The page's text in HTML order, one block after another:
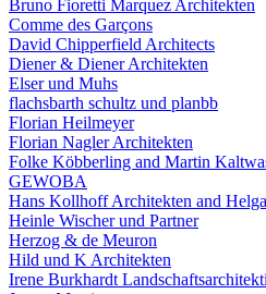
Bruno Fioretti Marquez Architekten
Comme des Garçons
David Chipperfield Architects
Diener & Diener Architekten
Elser und Muhs
flachsbarth schultz und planbb
Florian Heilmeyer
Florian Nagler Architekten
Folke Köbberling and Martin
GEWOBA
Hans Kollhoff Architekten and
Heinle Wischer und Partner
Herzog & de Meuron
Hild und K Architekten
Irene Burkhardt